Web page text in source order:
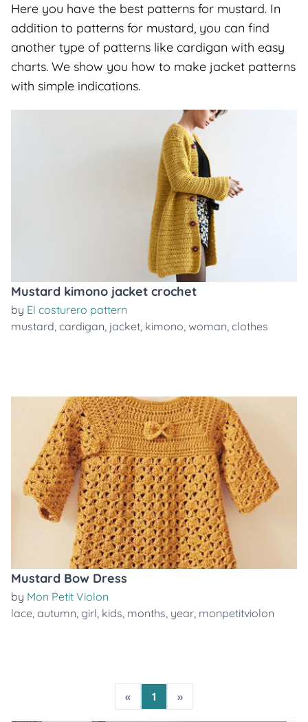
Here you have the best patterns for mustard. In
addition to patterns for mustard, you can find
another type of patterns like cardigan with easy
charts. We show you how to make jacket patterns
with simple indications.
Mustard kimono jacket crochet
by El costurero pattern
mustard, cardigan, jacket, kimono, woman, clothes
Mustard Bow Dress
by Mon Petit Violon
lace, autumn, girl, kids, months, year, monpetitviolon
« 1 »